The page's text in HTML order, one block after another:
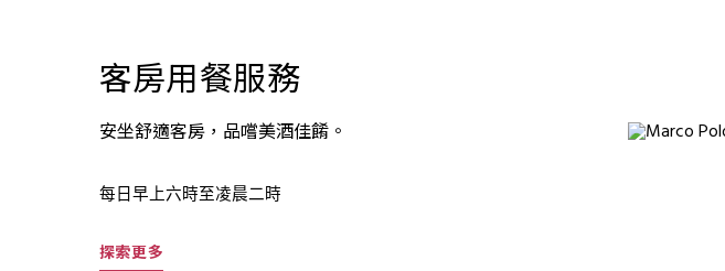
客房用餐服務
安坐舒適客房，品嚐美酒佳餚。
每日早上六時至凌晨二時
探索更多